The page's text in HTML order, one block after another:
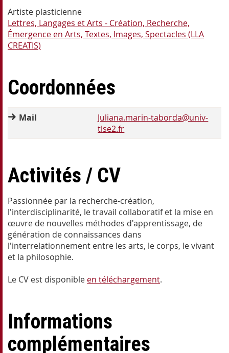
Artiste plasticienne
Lettres, Langages et Arts - Création, Recherche,
Émergence en Arts, Textes, Images, Spectacles (LLA
CREATIS)
Coordonnées
Mail
Juliana.marin-taborda@univ-
tlse2.fr
Activités / CV
Passionnée par la recherche-création,
l'interdisciplinarité, le travail collaboratif et la mise en
œuvre de nouvelles méthodes d'apprentissage, de
génération de connaissances dans
l'interrelationnement entre les arts, le corps, le vivant
et la philosophie.
Le CV est disponible en téléchargement.
Informations
complémentaires